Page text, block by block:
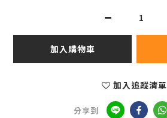
加入購物車
加入追蹤清單
分享到